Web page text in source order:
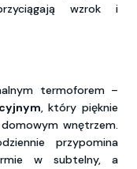
wzrok i
termoforem –
, który pięknie
wnętrzem.
przypomina
w subtelny, a